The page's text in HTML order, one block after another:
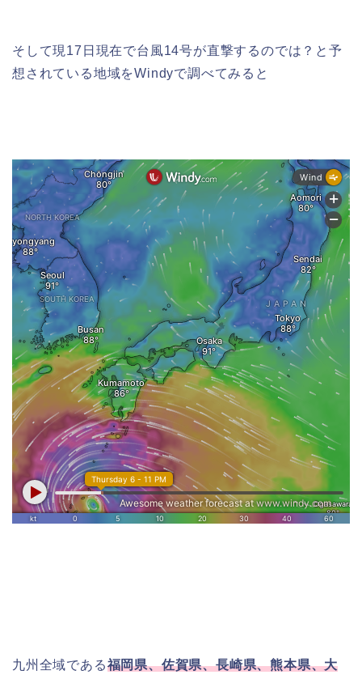
そして現17日現在で台風14号が直撃するのでは？と予
想されている地域をWindyで調べてみると
九州全域である福岡県、佐賀県、長崎県、熊本県、大